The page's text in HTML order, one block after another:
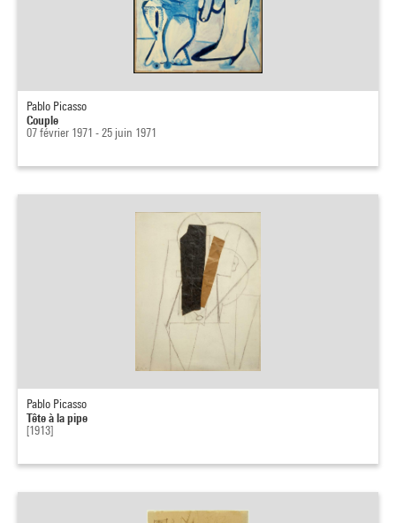
Pablo Picasso
Couple
07 février 1971 - 25 juin 1971
Pablo Picasso
Tête à la pipe
[1913]